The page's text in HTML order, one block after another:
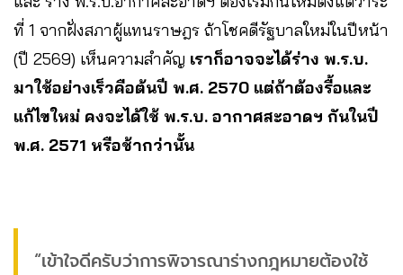
ที่ 1 จากฝั่งสภาผู้แทนราษฎร ถ้าโชคดีรัฐบาลใหม่ในปีหน้า
(ปี 2569) เห็นความสำคัญ เราก็อาจจะได้ร่าง พ.ร.บ.
มาใช้อย่างเร็วคือต้นปี พ.ศ. 2570 แต่ถ้าต้องรื้อและ
แก้ไขใหม่ คงจะได้ใช้ พ.ร.บ. อากาศสะอาดฯ กันในปี
พ.ศ. 2571 หรือช้ากว่านั้น
“เข้าใจดีครับว่าการพิจารณาร่างกฎหมายต้องใช้